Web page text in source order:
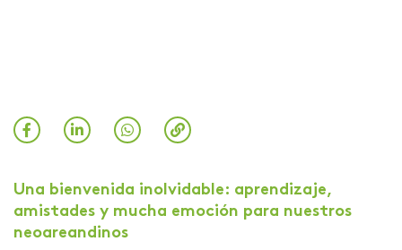
Una bienvenida inolvidable: aprendizaje,
amistades y mucha emoción para nuestros
neoareandinos